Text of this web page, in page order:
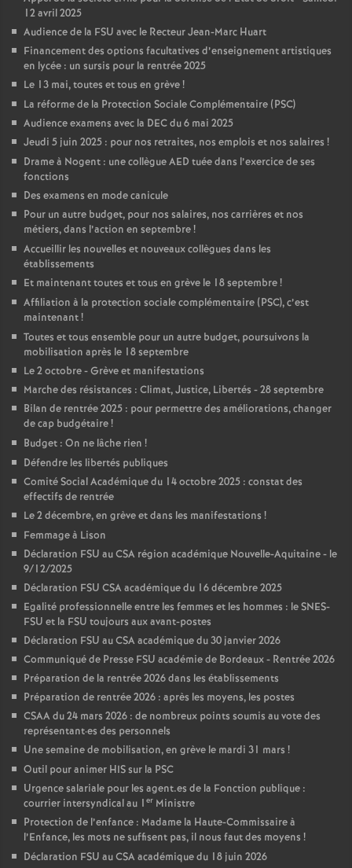
12 avril 2025
Audience de la FSU avec le Recteur Jean-Marc Huart
Financement des options facultatives d’enseignement artistiques
en lycée : un sursis pour la rentrée 2025
Le 13 mai, toutes et tous en grève!
La réforme de la Protection Sociale Complémentaire (PSC)
Audience examens avec la DEC du 6 mai 2025
Jeudi 5 juin 2025 : pour nos retraites, nos emplois et nos salaires !
Drame à Nogent : une collègue AED tuée dans l’exercice de ses
fonctions
Des examens en mode canicule
Pour un autre budget, pour nos salaires, nos carrières et nos
métiers, dans l’action en septembre!
Accueillir les nouvelles et nouveaux collègues dans les
établissements
Et maintenant toutes et tous en grève le 18 septembre!
Affiliation à la protection sociale complémentaire (PSC), c’est
maintenant!
Toutes et tous ensemble pour un autre budget, poursuivons la
mobilisation après le 18 septembre
Le 2 octobre - Grève et manifestations
Marche des résistances : Climat, Justice, Libertés - 28 septembre
Bilan de rentrée 2025 : pour permettre des améliorations, changer
de cap budgétaire!
Budget : On ne lâche rien !
Défendre les libertés publiques
Comité Social Académique du 14 octobre 2025 : constat des
effectifs de rentrée
Le 2 décembre, en grève et dans les manifestations !
Femmage à Lison
Déclaration FSU au CSA région académique Nouvelle-Aquitaine - le
9/12/2025
Déclaration FSU CSA académique du 16 décembre 2025
Egalité professionnelle entre les femmes et les hommes : le SNES-
FSU et la FSU toujours aux avant-postes
Déclaration FSU au CSA académique du 30 janvier 2026
Communiqué de Presse FSU académie de Bordeaux - Rentrée 2026
Préparation de la rentrée 2026 dans les établissements
Préparation de rentrée 2026 : après les moyens, les postes
CSAA du 24 mars 2026 : de nombreux points soumis au vote des
représentant·es des personnels
Une semaine de mobilisation, en grève le mardi 31 mars !
Outil pour animer HIS sur la PSC
Urgence salariale pour les agent.es de la Fonction publique :
courrier intersyndical au 1 er Ministre
Protection de l’enfance : Madame la Haute-Commissaire à
l’Enfance, les mots ne suffisent pas, il nous faut des moyens !
Déclaration FSU au CSA académique du 18 juin 2026